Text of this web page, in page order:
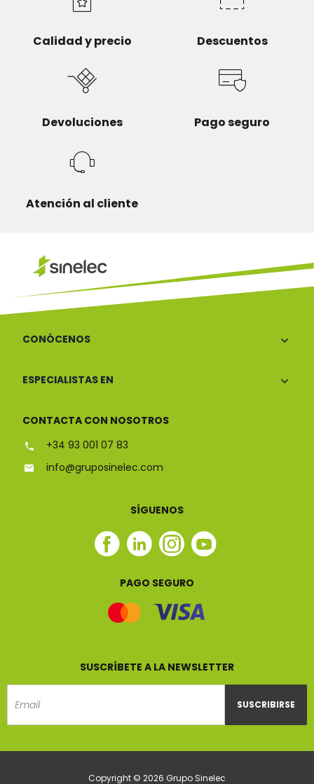
Calidad y precio Descuentos
Devoluciones
CONÓCENOS
ESPECIALISTAS EN
CONTACTA CON NOSOTROS
info@gruposinelec.com
SÍGUENOS
Facebook
Sinelec
Linkedin
Sinelec
Instagram
Sinelec
PAGO SEGURO